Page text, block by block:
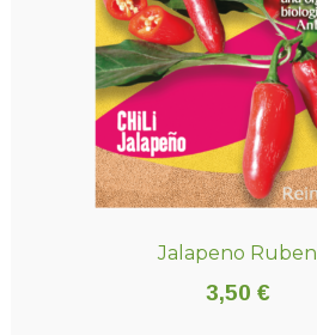
Jalapeno Ruben
3,50 €